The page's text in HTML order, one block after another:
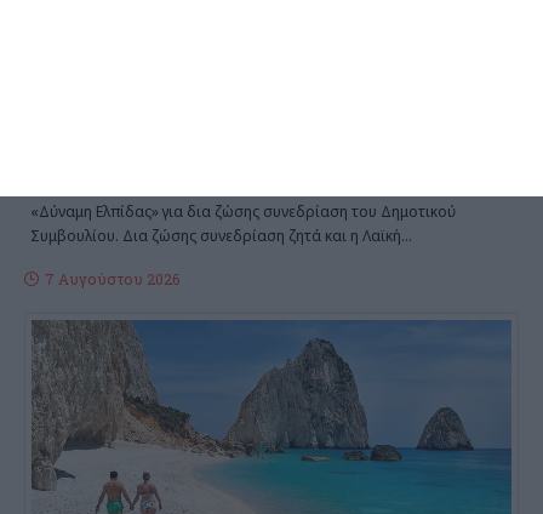
«Δύναμη Ελπίδας» για δια ζώσης συνεδρίαση του Δημοτικού
Συμβουλίου. Δια ζώσης συνεδρίαση ζητά και η Λαϊκή…
7 Αυγούστου 2026